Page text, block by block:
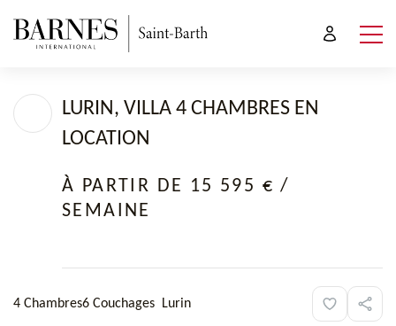
LURIN, VILLA 4 CHAMBRES EN
LOCATION
À PARTIR DE 15 595 €/
SEMAINE
4 Chambres6 Couchages Lurin